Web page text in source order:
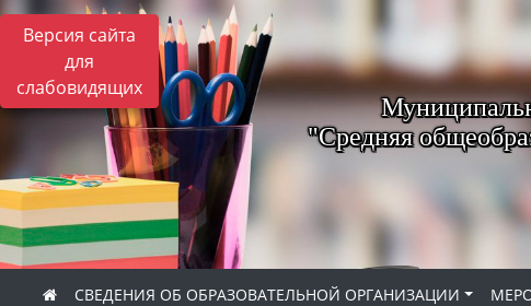
Версия сайта
для
слабовидящих
"Средняя
СВЕДЕНИЯ ОБ ОБРАЗОВАТЕЛЬНОЙ ОРГАНИЗАЦИИ